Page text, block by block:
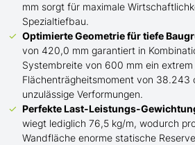
mm sorgt für maximale
Spezialtiefbau.
Optimierte Geometrie für tiefe
von 420,0 mm garantiert in
Systembreite von 600 mm ein extrem
Flächenträgheitsmoment von 38.243
unzulässige Verformungen.
Perfekte Last-Leistungs-
wiegt lediglich 76,5 kg/m, wodurch
Wandfläche enorme statische